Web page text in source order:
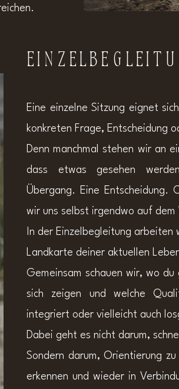
Eine einzelne Sitzung eignet
konkreten Frage, Entscheidung
Denn manchmal stehen wir an
dass etwas gesehen
Übergang.
Eine Entscheidung.
wir uns selbst irgendwo auf dem
In der Einzelbegleitung
Landkarte deiner aktuellen
Gemeinsam schauen wir, wo
sich zeigen und welche
integriert oder vielleicht auch
Dabei geht es nicht darum,
Sondern darum, Orientierung
erkennen und wieder in